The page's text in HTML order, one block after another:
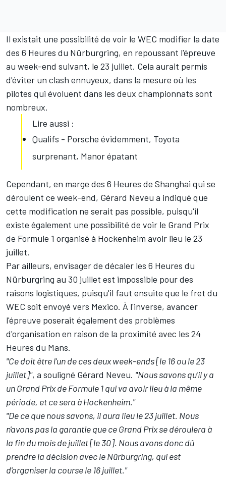
Il existait une possibilité de voir le WEC modifier la date
des 6 Heures du Nürburgring, en repoussant l'épreuve
au week-end suivant, le 23 juillet. Cela aurait permis
d'éviter un clash ennuyeux, dans la mesure où les
pilotes qui évoluent dans les deux championnats sont
nombreux.
Lire aussi :
Qualifs - Porsche évidemment, Toyota
surprenant, Manor épatant
Cependant, en marge des 6 Heures de Shanghai qui se
déroulent ce week-end, Gérard Neveu a indiqué que
cette modification ne serait pas possible, puisqu'il
existe également une possibilité de voir le Grand Prix
de Formule 1 organisé à Hockenheim avoir lieu le 23
juillet.
Par ailleurs, envisager de décaler les 6 Heures du
Nürburgring au 30 juillet est impossible pour des
raisons logistiques, puisqu'il faut ensuite que le fret du
WEC soit envoyé vers Mexico. À l'inverse, avancer
l'épreuve poserait également des problèmes
d'organisation en raison de la proximité avec les 24
Heures du Mans.
"Ce doit être l'un de ces deux week-ends [le 16 ou le 23
juillet]", a souligné Gérard Neveu. "Nous savons qu'il y a
un Grand Prix de Formule 1 qui va avoir lieu à la même
période, et ce sera à Hockenheim."
"De ce que nous savons, il aura lieu le 23 juillet. Nous
n'avons pas la garantie que ce Grand Prix se déroulera à
la fin du mois de juillet [le 30]. Nous avons donc dû
prendre la décision avec le Nürburgring, qui est
d'organiser la course le 16 juillet."